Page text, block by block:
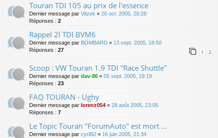
Touran TDI 105 au prix de l'essence
Dernier message par Vitzek « 26 oct. 2005, 20:28
Réponses : 2
Rappel 2l TDI BVM6
Dernier message par BOMBARD « 13 sept. 2005, 18:50
Réponses : 27 1 2
Scoop : VW Touran 1.9 TDI "Race Shuttle"
Dernier message par dav-86 « 05 sept. 2005, 19:19
Réponses : 23
FAQ TOURAN - Ughy
Dernier message par lorenz054 « 28 août 2005, 23:05
Réponses : 7
Le Topic Touran "ForumAuto" est mort ...
Dernier message par cyril92 « 16 juin 2005, 21:34